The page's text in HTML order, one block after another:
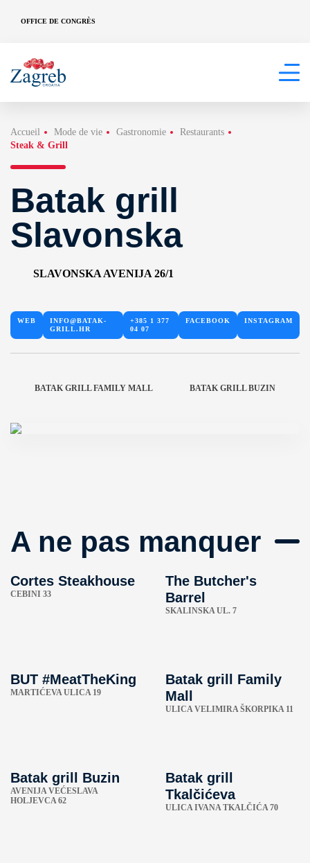
OFFICE DE CONGRÈS
Accueil Mode de vie Gastronomie
Restaurants
Steak & Grill
Batak grill
Slavonska
SLAVONSKA AVENIJA 26/1
WEB
INFO@BATAK-
GRILL.HR
+385 1 377
04 07
FACEBOOK INSTAGRAM
BATAK GRILL FAMILY MALL BATAK GRILL BUZIN
A ne pas manquer
Cortes Steakhouse
CEBINI 33
The Butcher's
Barrel
SKALINSKA UL. 7
BUT #MeatTheKing
MARTIĆEVA ULICA 19
Batak grill Family
Mall
ULICA VELIMIRA ŠKORPIKA 11
Batak grill Buzin
AVENIJA VEĆESLAVA
HOLJEVCA 62
Batak grill
Tkalčićeva
ULICA IVANA TKALČIĆA 70